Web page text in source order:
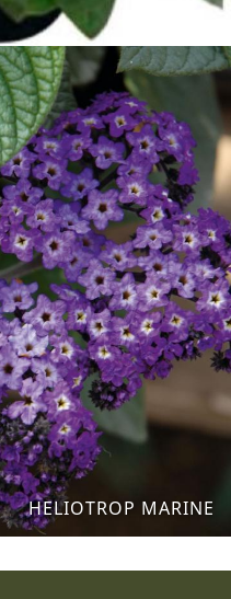
HELIOTROP MARINE